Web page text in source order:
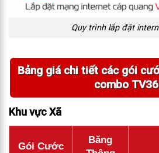
Quy trình lắp đặt
Bảng giá chi tiết các gói
combo
Khu vực Xã
Gói Cước
Băng